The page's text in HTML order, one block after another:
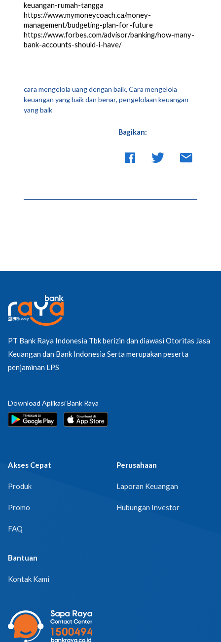
keuangan-rumah-tangga
https://www.mymoneycoach.ca/money-
management/budgeting-plan-for-future
https://www.forbes.com/advisor/banking/how-many-
bank-accounts-should-i-have/
cara mengelola uang dengan baik, Cara mengelola
keuangan yang baik dan benar, pengelolaan keuangan
yang baik
Bagikan:
PT Bank Raya Indonesia Tbk berizin dan diawasi Otoritas Jasa
Keuangan dan Bank Indonesia Serta merupakan peserta
penjaminan LPS
Download Aplikasi Bank Raya
Akses Cepat
Produk
Promo
FAQ
Perusahaan
Laporan Keuangan
Hubungan Investor
Bantuan
Kontak Kami